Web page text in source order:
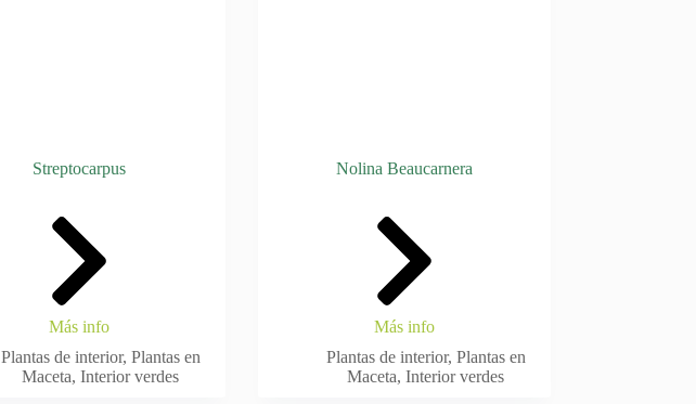
Streptocarpus
Más info
Plantas de interior, Plantas en
Maceta,Interior verdes
Nolina Beaucarnera
Más info
Plantas de interior, Plantas en
Maceta,Interior verdes